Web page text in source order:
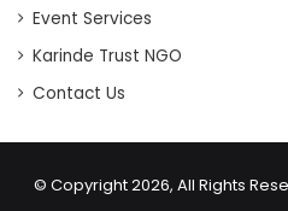
Event Services
Karinde Trust NGO
Contact Us
© Copyright 2026, All Rights